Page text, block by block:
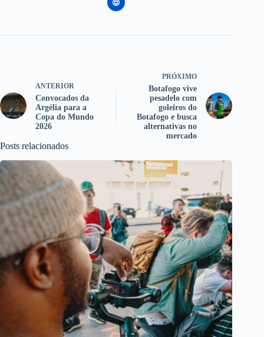
ANTERIOR
Convocados da
Argélia para a
Copa do Mundo
2026
PRÓXIMO
Botafogo vive
pesadelo com
goleiros do
Botafogo e busca
alternativas no
mercado
Posts relacionados